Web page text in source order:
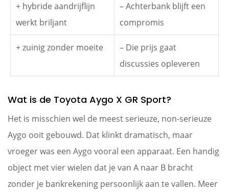
+ hybride aandrijflijn
werkt briljant
– Achterbank blijft een
compromis
+ zuinig zonder moeite
– Die prijs gaat
discussies opleveren
Wat is de Toyota Aygo X GR Sport?
Het is misschien wel de meest serieuze, non-serieuze
Aygo ooit gebouwd. Dat klinkt dramatisch, maar
vroeger was een Aygo vooral een apparaat. Een handig
object met vier wielen dat je van A naar B bracht
zonder je bankrekening persoonlijk aan te vallen. Meer